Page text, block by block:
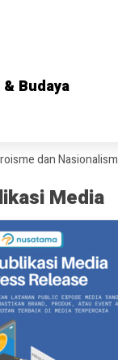
Budaya
Budaya
Nasionalisme
Media